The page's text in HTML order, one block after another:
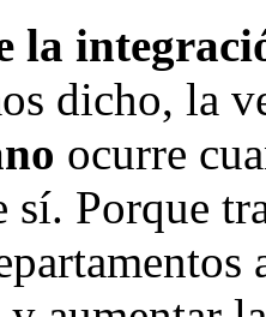
la
dicho, la
ocurre
Porque